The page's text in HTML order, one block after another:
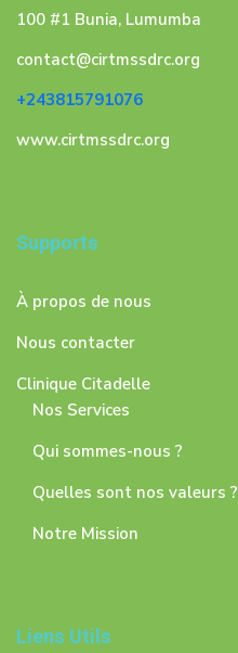
100 #1 Bunia, Lumumba
contact@cirtmssdrc.org
+243815791076
www.cirtmssdrc.org
Supports
À propos de nous
Nous contacter
Clinique Citadelle
Nos Services
Qui sommes-nous ?
Quelles sont nos valeurs ?
Notre Mission
Liens Utils